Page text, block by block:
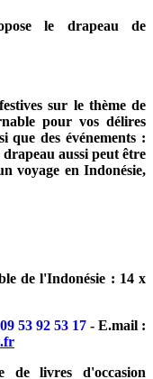
le drapeau de
sur le thème de
pour vos délires
que des événements :
aussi peut être
voyage en Indonésie,
de l'Indonésie : 14 x
09 53 92 53 17 - E.mail :
livres d'occasion